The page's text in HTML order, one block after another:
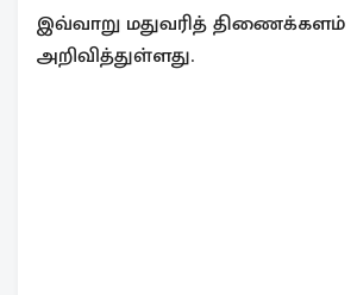
இவ்வாறு மதுவரித் திணைக்களம்
அறிவித்துள்ளது.